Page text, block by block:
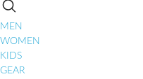
MEN
WOMEN
KIDS
GEAR